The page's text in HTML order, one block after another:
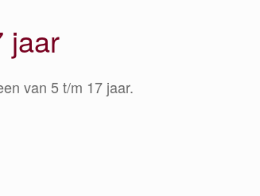
jaar
van 5 t/m 17 jaar.